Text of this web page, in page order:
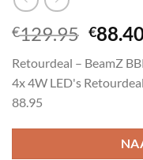
€129.95
was:
€
Retourdeal – BeamZ
4x 4W LED's
88.95